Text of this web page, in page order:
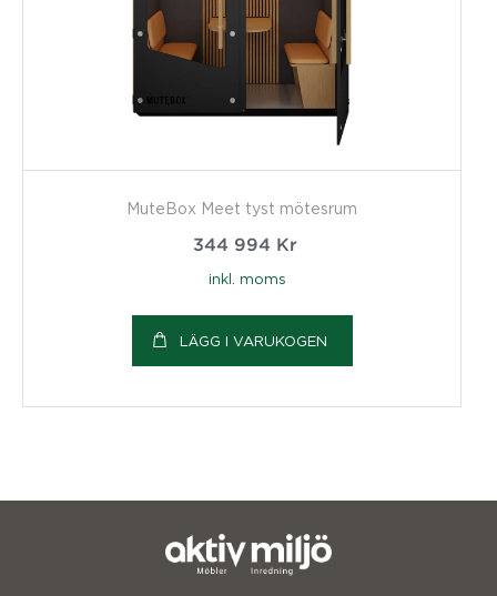
MuteBox Meet tyst mötesrum
344 994 Kr
inkl. moms
LÄGG I VARUKOGEN